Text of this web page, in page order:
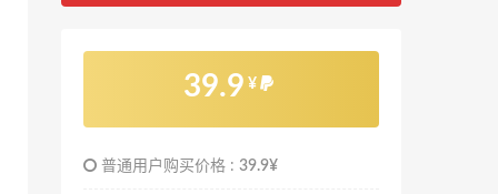
39.9 ¥
普通用户购买价格 : 39.9¥